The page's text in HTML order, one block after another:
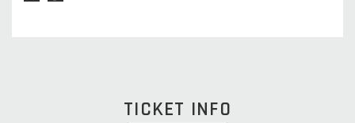
TICKET INFO